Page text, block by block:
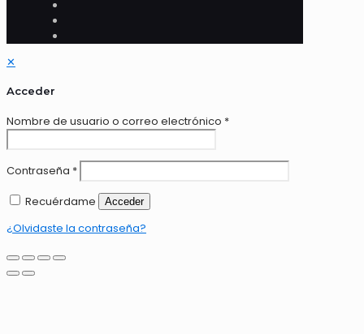
✕
Acceder
Nombre de usuario o correo electrónico *
Contraseña *
Recuérdame
Acceder
¿Olvidaste la contraseña?